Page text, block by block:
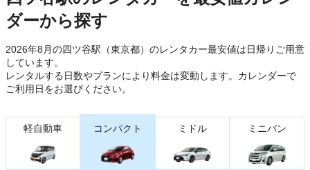
ダーから探す
2026年8月の四ツ谷駅（東京都）のレンタカー最安値は日帰り ご用意
しています。
レンタルする日数やプランにより料金は変動します。カレンダーで
ご利用日をお選びください。
軽自動車 コンパクト ミドル ミニバン